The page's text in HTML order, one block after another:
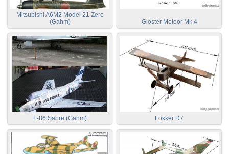
Mitsubishi A6M2 Model 21 Zero
(Gahm)
Gloster Meteor Mk.4
F-86 Sabre (Gahm) Fokker D7